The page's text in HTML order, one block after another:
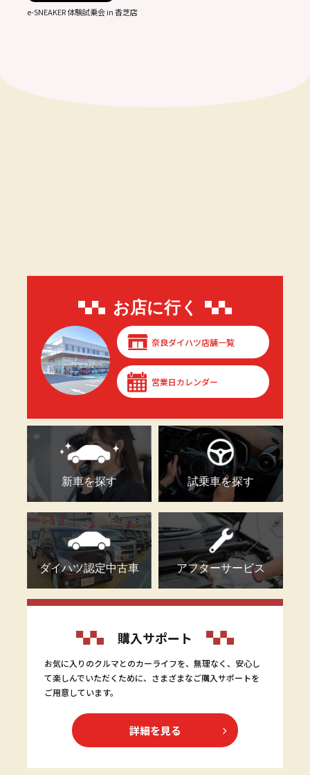
e-SNEAKER 体験試乗会 in 香芝店
お店に行く
奈良ダイハツ店舗一覧
営業日カレンダー
新車を探す 試乗車を探す
ダイハツ認定中古車 アフターサービス
購入サポート
お気に入りのクルマとのカーライフを、無理なく、安心し
て楽しんでいただくために、さまざまなご購入サポートを
ご用意しています。
詳細を見る